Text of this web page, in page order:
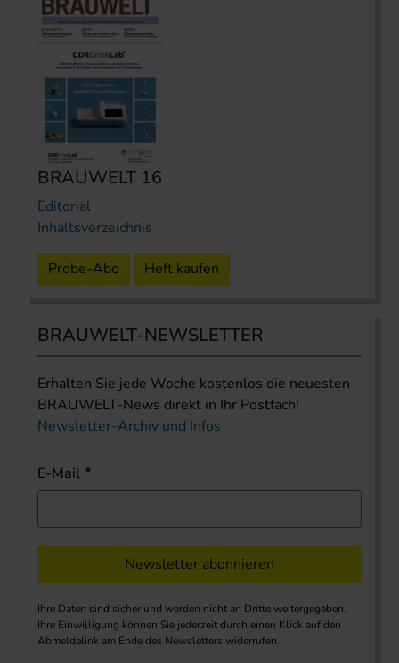
BRAUWELT 16
Editorial
Inhaltsverzeichnis
Probe-Abo Heft kaufen
BRAUWELT-NEWSLETTER
Erhalten Sie jede Woche kostenlos die neuesten
BRAUWELT-News direkt in Ihr Postfach!
Newsletter-Archiv und Infos
E-Mail
Newsletter abonnieren
Ihre Daten sind sicher und werden nicht an Dritte weitergegeben.
Ihre Einwilligung können Sie jederzeit durch einen Klick auf den
Abmeldelink am Ende des Newsletters widerrufen.